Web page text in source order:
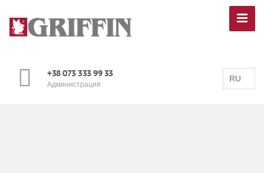
RU
+38 073 333 99 33
Администрация